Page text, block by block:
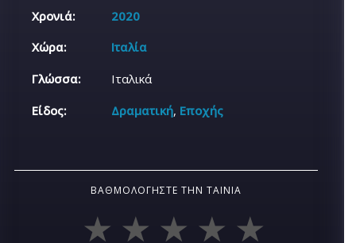
Χρονιά:
2020
Χώρα:
Ιταλία
Γλώσσα:
Ιταλικά
Είδος:
Δραματική, Εποχής
ΒΑΘΜΟΛΟΓΉΣΤΕ ΤΗΝ ΤΑΙΝΊΑ